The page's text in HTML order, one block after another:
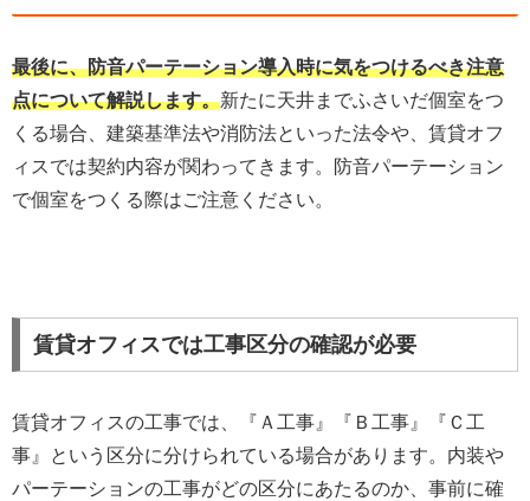
最後に、防音パーテーション導入時に気をつけるべき注意
点について解説します。新たに天井までふさいだ個室をつ
くる場合、建築基準法や消防法といった法令や、賃貸オフ
ィスでは契約内容が関わってきます。防音パーテーション
で個室をつくる際はご注意ください。
賃貸オフィスでは工事区分の確認が必要
賃貸オフィスの工事では、『Ａ工事』『Ｂ工事』『Ｃ工
事』という区分に分けられている場合があります。内装や
パーテーションの工事がどの区分にあたるのか、事前に確